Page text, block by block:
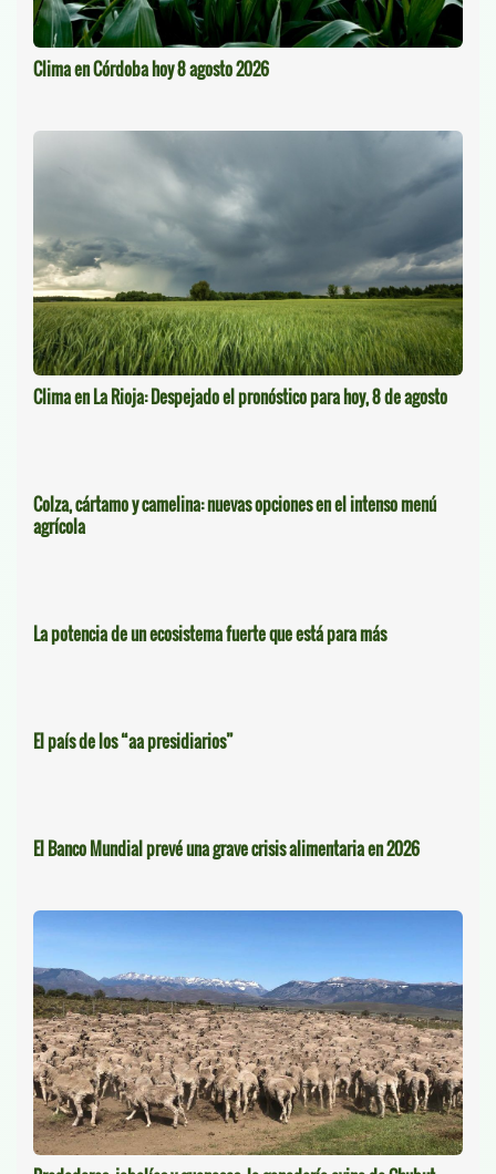
Clima en Córdoba hoy 8 agosto 2026
Clima en La Rioja: Despejado el pronóstico para hoy, 8 de agosto
Colza, cártamo y camelina: nuevas opciones en el intenso menú
agrícola
La potencia de un ecosistema fuerte que está para más
El país de los “aa presidiarios”
El Banco Mundial prevé una grave crisis alimentaria en 2026